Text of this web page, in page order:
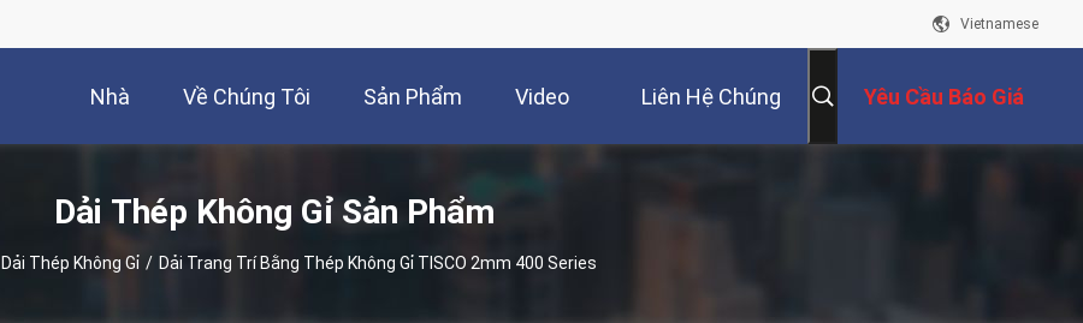
Vietnamese
Nhà Về Chúng Tôi Sản Phẩm Video Liên Hệ Chúng Yêu Cầu Báo Giá
Dải Thép Không Gỉ Sản Phẩm
Dải Thép Không Gỉ / Dải Trang Trí Bằng Thép Không Gỉ TISCO 2mm 400 Series